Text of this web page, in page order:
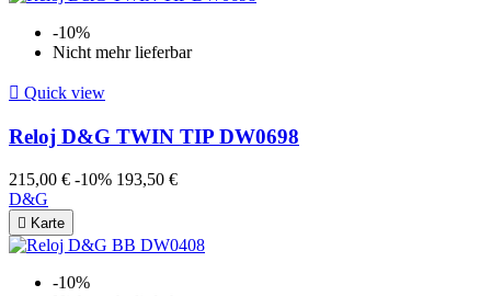
-10%
Nicht mehr lieferbar
 Quick view
Reloj D&G TWIN TIP DW0698
215,00 € -10% 193,50 €
D&G
 Karte
-10%